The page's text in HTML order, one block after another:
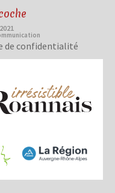
de confidentialité